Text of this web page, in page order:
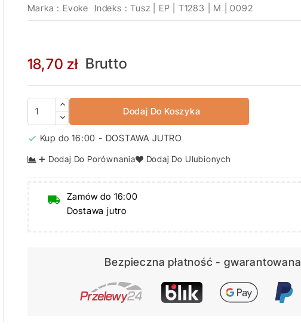
Marka : Evoke Indeks : Tusz | EP | T1283 | M | 0092
18,70 zł Brutto
Dodaj Do Koszyka
 Kup do 16:00 - DOSTAWA JUTRO
➕ Dodaj Do Porównania Dodaj Do Ulubionych
Zamów do 16:00
Dostawa jutro
Bezpieczna płatność - gwarantowana